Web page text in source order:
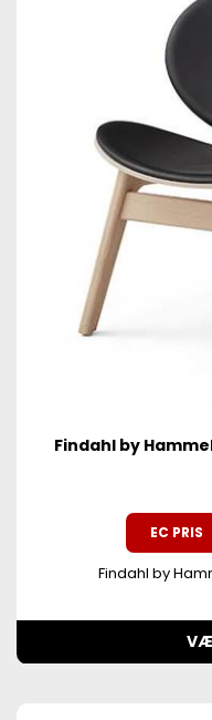
Findahl by
EC PRIS
Findahl by